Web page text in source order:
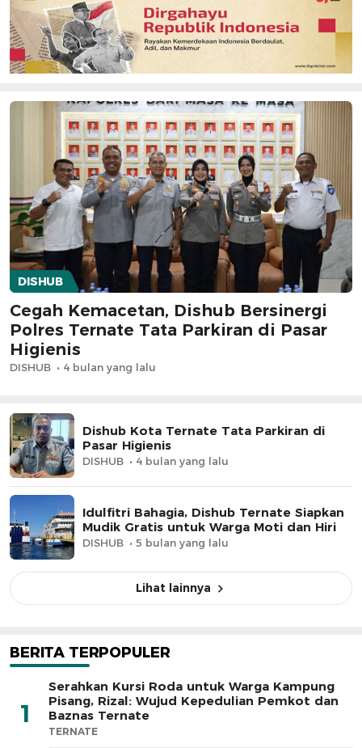
DISHUB
Cegah Kemacetan, Dishub Bersinergi
Polres Ternate Tata Parkiran di Pasar
Higienis
DISHUB 4 bulan yang lalu
Dishub Kota Ternate Tata Parkiran di
Pasar Higienis
DISHUB 4 bulan yang lalu
Idulfitri Bahagia, Dishub Ternate Siapkan
Mudik Gratis untuk Warga Moti dan Hiri
DISHUB 5 bulan yang lalu
Lihat lainnya
BERITA TERPOPULER
1
Serahkan Kursi Roda untuk Warga Kampung
Pisang, Rizal: Wujud Kepedulian Pemkot dan
Baznas Ternate
TERNATE